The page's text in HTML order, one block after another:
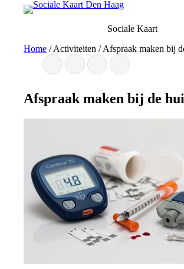
Sociale Kaart
Home /Activiteiten /Afspraak maken bij
Afspraak maken bij de